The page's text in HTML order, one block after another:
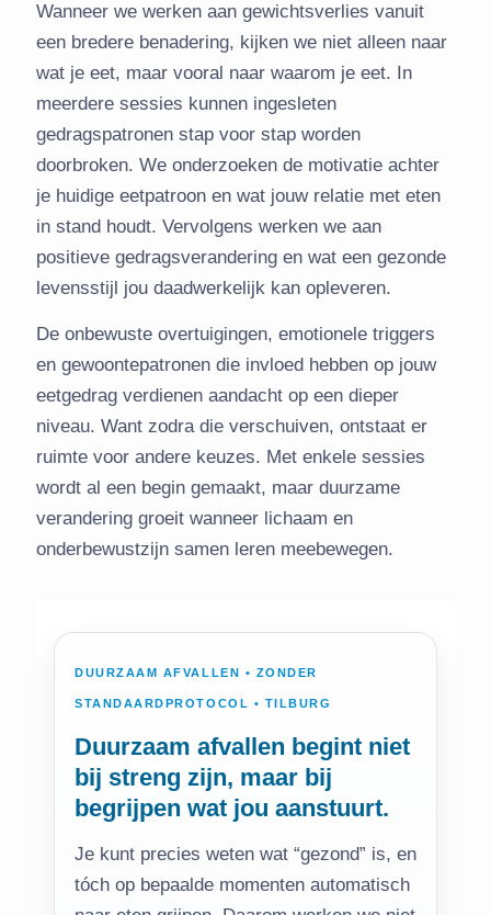
Wanneer we werken aan gewichtsverlies vanuit
een bredere benadering, kijken we niet alleen naar
wat je eet, maar vooral naar waarom je eet. In
meerdere sessies kunnen ingesleten
gedragspatronen stap voor stap worden
doorbroken. We onderzoeken de motivatie achter
je huidige eetpatroon en wat jouw relatie met eten
in stand houdt. Vervolgens werken we aan
positieve gedragsverandering en wat een gezonde
levensstijl jou daadwerkelijk kan opleveren.
De onbewuste overtuigingen, emotionele triggers
en gewoontepatronen die invloed hebben op jouw
eetgedrag verdienen aandacht op een dieper
niveau. Want zodra die verschuiven, ontstaat er
ruimte voor andere keuzes. Met enkele sessies
wordt al een begin gemaakt, maar duurzame
verandering groeit wanneer lichaam en
onderbewustzijn samen leren meebewegen.
DUURZAAM AFVALLEN • ZONDER
STANDAARDPROTOCOL • TILBURG
Duurzaam afvallen begint niet
bij streng zijn, maar bij
begrijpen wat jou aanstuurt.
Je kunt precies weten wat “gezond” is, en
tóch op bepaalde momenten automatisch